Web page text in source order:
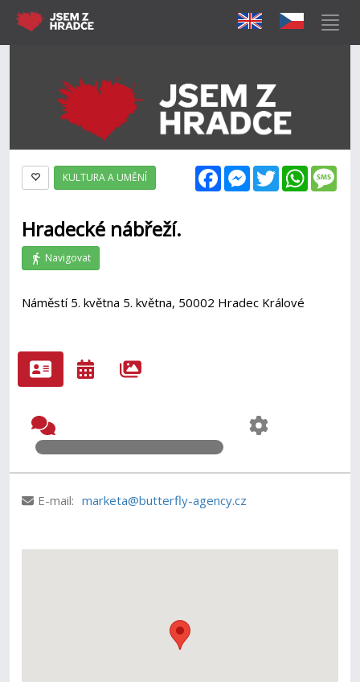
FacebookMessenger
Twitter
KULTURA A UMĚNÍ
Hradecké nábřeží.
Navigovat
Náměstí 5. května 5. května, 50002 Hradec Králové
E-mail: marketa@butterfly-agency.cz